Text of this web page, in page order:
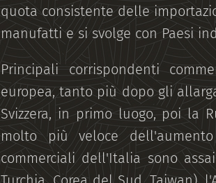
quota consistente delle
manufatti e si svolge con Paesi
Principali corrispondenti
europea, tanto più dopo gli
Svizzera, in primo luogo, poi la
molto più veloce
commerciali dell'Italia sono